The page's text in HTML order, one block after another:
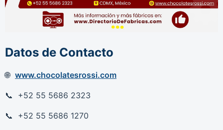
Datos de Contacto
www.chocolatesrossi.com
+52 55 5686 2323
+52 55 5686 1270